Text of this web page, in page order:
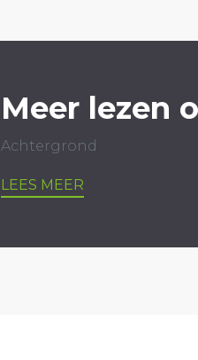
Meer lezen
Achtergrond
LEES MEER